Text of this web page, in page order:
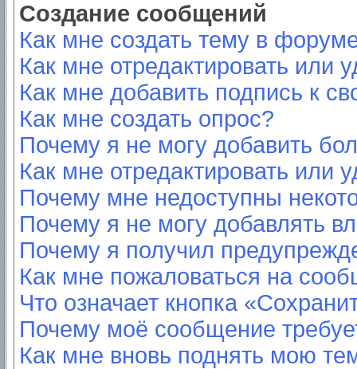
Создание сообщений
Как мне создать тему в
Как мне отредактировать или
Как мне добавить подпись к
Как мне создать опрос?
Почему я не могу добавить
Как мне отредактировать или
Почему мне недоступны
Почему я не могу добавлять
Почему я получил
Как мне пожаловаться на
Что означает кнопка
Почему моё сообщение
Как мне вновь поднять мою